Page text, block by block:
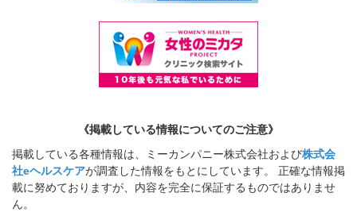
《掲載している情報についてのご注意》
掲載している各種情報は、ミーカンパニー株式会社および株式会
社eヘルスケアが調査した情報をもとにしています。 正確な情報掲
載に努めておりますが、内容を完全に保証するものではありませ
ん。